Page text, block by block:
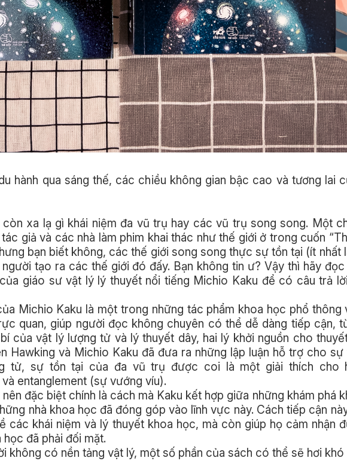
hành qua sáng thế, các chiều không gian bậc cao và tương lai
xa lạ gì khái niệm đa vũ trụ hay các vũ trụ song song. Một
giả và các nhà làm phim khai thác như thế giới ở trong cuốn
bạn biết không, các thế giới song song thực sự tồn tại (ít nhất
tạo ra các thế giới đó đấy. Bạn không tin ư? Vậy thì hãy
giáo sư vật lý lý thuyết nổi tiếng Michio Kaku để có câu trả
Michio Kaku là một trong những tác phẩm khoa học phổ thông
quan, giúp người đọc không chuyên có thể dễ dàng tiếp cận,
của vật lý lượng tử và lý thuyết dây, hai lý khởi nguồn cho
Hawking và Michio Kaku đã đưa ra những lập luận hỗ trợ cho
tử, sự tồn tại của đa vũ trụ được coi là một giải thích cho
entanglement (sự vướng víu).
đặc biệt chính là cách mà Kaku kết hợp giữa những khám phá
nhà khoa học đã đóng góp vào lĩnh vực này. Cách tiếp cận
các khái niệm và lý thuyết khoa học, mà còn giúp họ cảm nhận
đã phải đối mặt.
không có nền tảng vật lý, một số phần của sách có thể sẽ hơi khó